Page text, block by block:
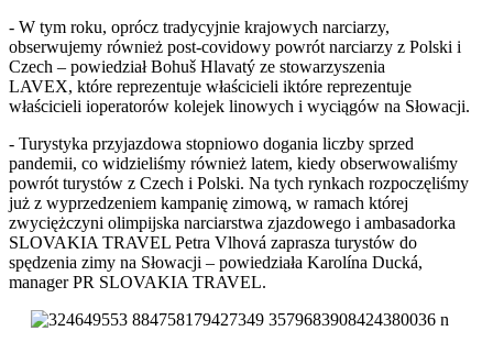
- W tym roku, oprócz tradycyjnie krajowych narciarzy,
obserwujemy również post-covidowy powrót narciarzy z Polski i
Czech – powiedział Bohuš Hlavatý ze stowarzyszenia
LAVEX, które reprezentuje właścicieli iktóre reprezentuje
właścicieli ioperatorów kolejek linowych i wyciągów na Słowacji.
- Turystyka przyjazdowa stopniowo dogania liczby sprzed
pandemii, co widzieliśmy również latem, kiedy obserwowaliśmy
powrót turystów z Czech i Polski. Na tych rynkach rozpoczęliśmy
już z wyprzedzeniem kampanię zimową, w ramach której
zwyciężczyni olimpijska narciarstwa zjazdowego i ambasadorka
SLOVAKIA TRAVEL Petra Vlhová zaprasza turystów do
spędzenia zimy na Słowacji – powiedziała Karolína Ducká,
manager PR SLOVAKIA TRAVEL.